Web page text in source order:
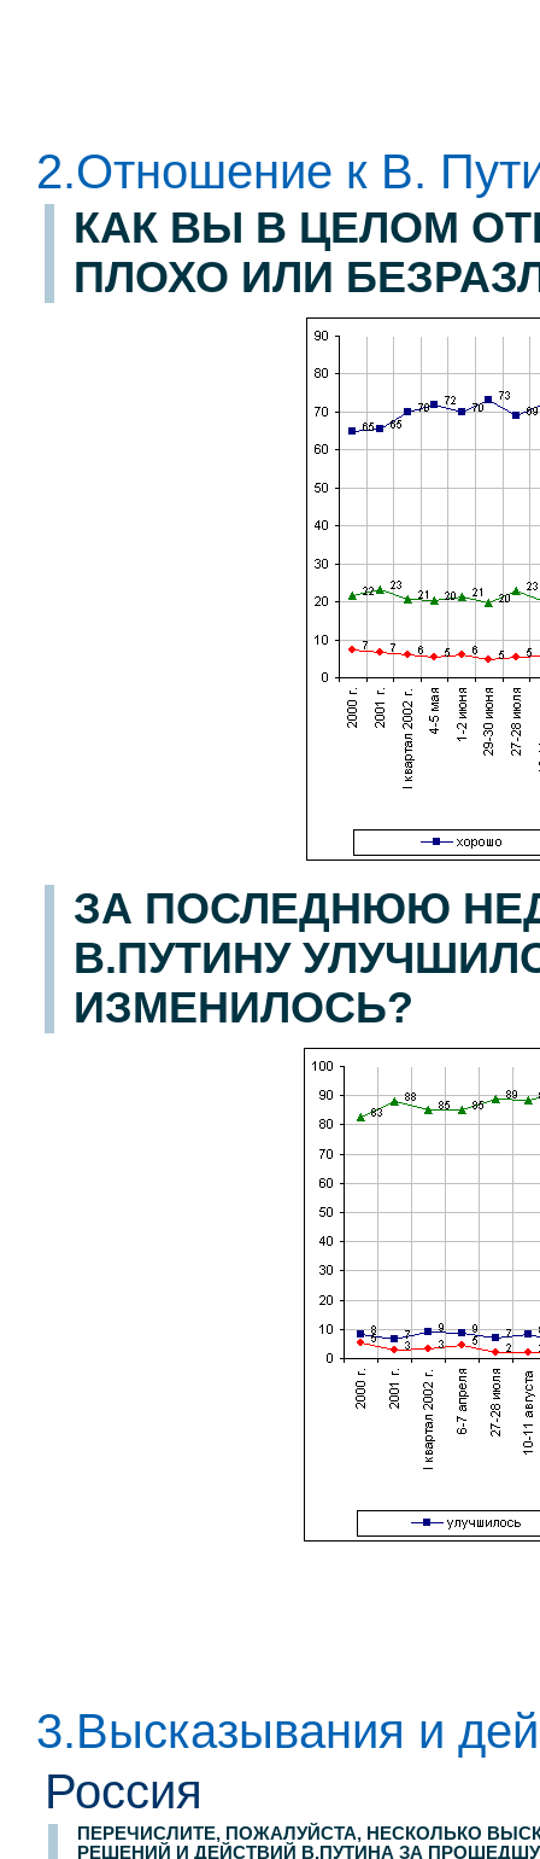
2.Отношение к В.
КАК ВЫ В ЦЕЛОМ
ПЛОХО ИЛИ
ЗА ПОСЛЕДНЮЮ
В.ПУТИНУ
ИЗМЕНИЛОСЬ?
3.Высказывания и
Россия
ПЕРЕЧИСЛИТЕ, ПОЖАЛУЙСТА, НЕСКОЛЬКО
РЕШЕНИЙ И ДЕЙСТВИЙ В.ПУТИНА ЗА